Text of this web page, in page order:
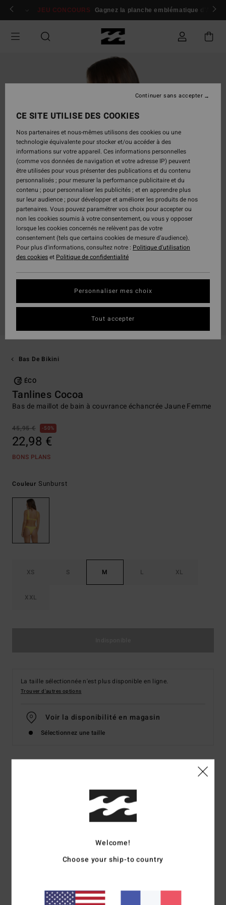
Passer
Se connecter / s'inscrire
JEU CONCOURS Gagnez la planche emblématique d'Andy
Bas De Bikini
ÉCO
Tanlines Cocoa
Bas de maillot de bain à couvrance échancrée Jaune Femme
45,95 € 50%
22,98 €
BONS PLANS
Couleur Sunburst
XS S M L XL
XXL
La taille sélectionnée n'est plus disponible en ligne.
Trouver d'autres options
Voir la disponibilité en magasin
Sélectionnez une taille
Bas de maillot de bain à couvrance échancrée Jaune
Caractéristiques
élasthanne
Welcome!
Choose your ship-to country
CE SITE UTILISE DES COOKIES
Nos partenaires et nous-mêmes utilisons des cookies ou une
technologie équivalente pour stocker et/ou accéder à des
informations sur votre appareil. Ces informations personnelles
(comme vos données de navigation et votre adresse IP) peuvent
être utilisées pour vous présenter des publications et du contenu
personnalisés ; pour mesurer la performance publicitaire et du
contenu ; pour personnaliser les publicités ; et en apprendre plus
sur leur audience ; pour développer et améliorer les produits de nos
partenaires. Vous pouvez paramétrer vos choix pour accepter ou
non les cookies soumis à votre consentement, ou vous y opposer
lorsque les cookies concernés ne relèvent pas de votre
consentement (tels que certains cookies de mesure d’audience).
Pour plus d'informations, consultez notre : Politique d'utilisation
des cookieset Politique de confidentialité
Personnaliser mes choix
Continuer sans accepter
Tout accepter